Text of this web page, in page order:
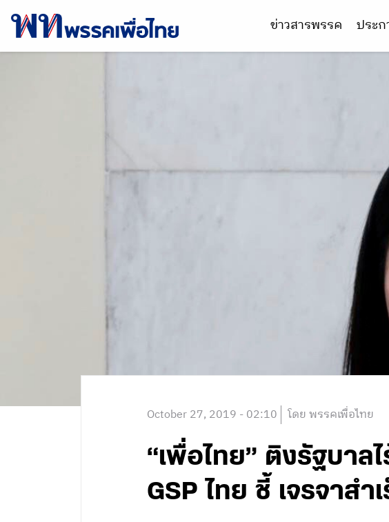
ข่าวสารพรรค ประ
October 27, 2019 - 02:10 โดย พรรคเพื่อไทย
“เพื่อไทย” ติงรัฐบา
GSP ไทย ชี้ เจรจาส